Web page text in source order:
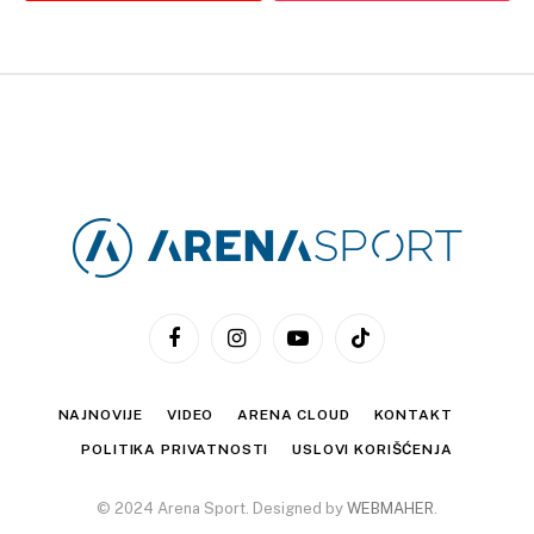
FacebookInstagramYouTubeTikTok
NAJNOVIJE VIDEO ARENA CLOUD KONTAKT
POLITIKA PRIVATNOSTI USLOVI KORIŠĆENJA
© 2024 Arena Sport. Designed by WEBMAHER